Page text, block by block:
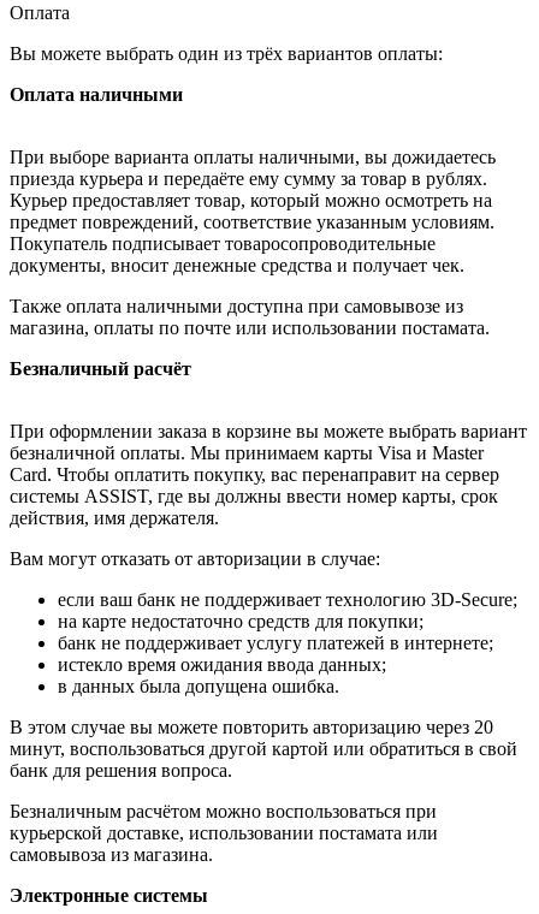
Оплата
Вы можете выбрать один из трёх вариантов оплаты:
Оплата наличными
При выборе варианта оплаты наличными, вы дожидаетесь
приезда курьера и передаёте ему сумму за товар в рублях.
Курьер предоставляет товар, который можно осмотреть на
предмет повреждений, соответствие указанным условиям.
Покупатель подписывает товаросопроводительные
документы, вносит денежные средства и получает чек.
Также оплата наличными доступна при самовывозе из
магазина, оплаты по почте или использовании постамата.
Безналичный расчёт
При оформлении заказа в корзине вы можете выбрать вариант
безналичной оплаты. Мы принимаем карты Visa и Master
Card. Чтобы оплатить покупку, вас перенаправит на сервер
системы ASSIST, где вы должны ввести номер карты, срок
действия, имя держателя.
Вам могут отказать от авторизации в случае:
если ваш банк не поддерживает технологию 3D-Secure;
на карте недостаточно средств для покупки;
банк не поддерживает услугу платежей в интернете;
истекло время ожидания ввода данных;
в данных была допущена ошибка.
В этом случае вы можете повторить авторизацию через 20
минут, воспользоваться другой картой или обратиться в свой
банк для решения вопроса.
Безналичным расчётом можно воспользоваться при
курьерской доставке, использовании постамата или
самовывоза из магазина.
Электронные системы